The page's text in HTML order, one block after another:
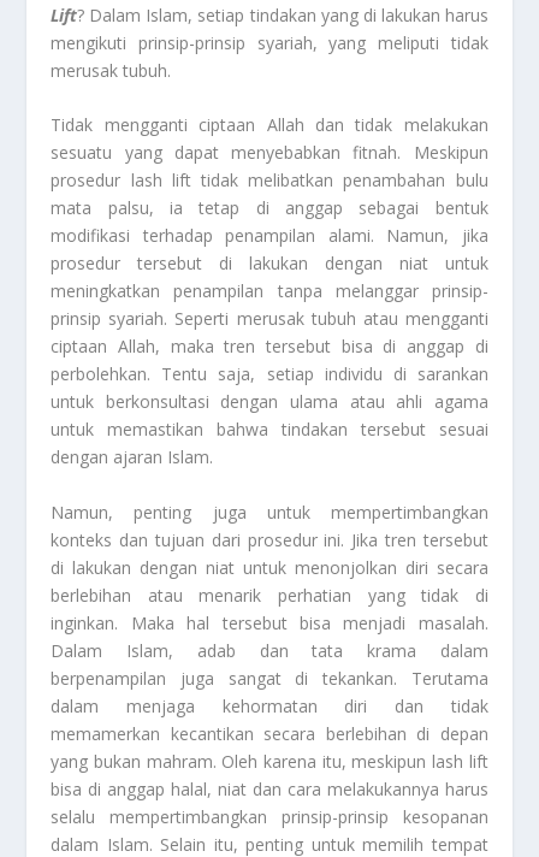
Lift? Dalam Islam, setiap tindakan yang di lakukan harus
mengikuti prinsip-prinsip syariah, yang meliputi tidak
merusak tubuh.
Tidak mengganti ciptaan Allah dan tidak melakukan
sesuatu yang dapat menyebabkan fitnah. Meskipun
prosedur lash lift tidak melibatkan penambahan bulu
mata palsu, ia tetap di anggap sebagai bentuk
modifikasi terhadap penampilan alami. Namun, jika
prosedur tersebut di lakukan dengan niat untuk
meningkatkan penampilan tanpa melanggar prinsip-
prinsip syariah. Seperti merusak tubuh atau mengganti
ciptaan Allah, maka tren tersebut bisa di anggap di
perbolehkan. Tentu saja, setiap individu di sarankan
untuk berkonsultasi dengan ulama atau ahli agama
untuk memastikan bahwa tindakan tersebut sesuai
dengan ajaran Islam.
Namun, penting juga untuk mempertimbangkan
konteks dan tujuan dari prosedur ini. Jika tren tersebut
di lakukan dengan niat untuk menonjolkan diri secara
berlebihan atau menarik perhatian yang tidak di
inginkan. Maka hal tersebut bisa menjadi masalah.
Dalam Islam, adab dan tata krama dalam
berpenampilan juga sangat di tekankan. Terutama
dalam menjaga kehormatan diri dan tidak
memamerkan kecantikan secara berlebihan di depan
yang bukan mahram. Oleh karena itu, meskipun lash lift
bisa di anggap halal, niat dan cara melakukannya harus
selalu mempertimbangkan prinsip-prinsip kesopanan
dalam Islam. Selain itu, penting untuk memilih tempat